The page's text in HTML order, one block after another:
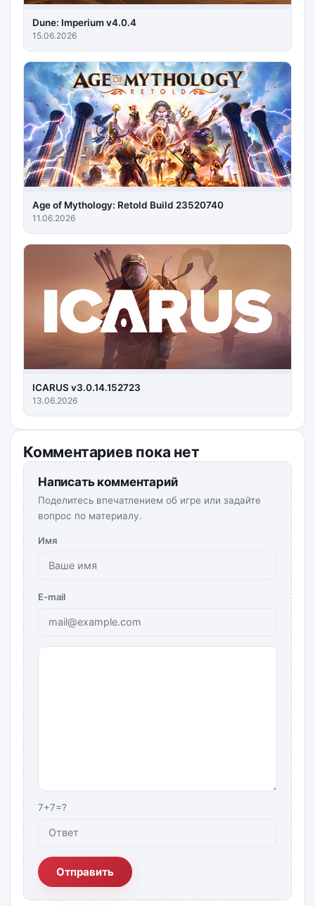
Dune: Imperium v4.0.4
15.06.2026
Age of Mythology: Retold Build 23520740
11.06.2026
ICARUS v3.0.14.152723
13.06.2026
Комментариев пока нет
Написать комментарий
Поделитесь впечатлением об игре или задайте
вопрос по материалу.
Имя
E-mail
7+7=?
Отправить